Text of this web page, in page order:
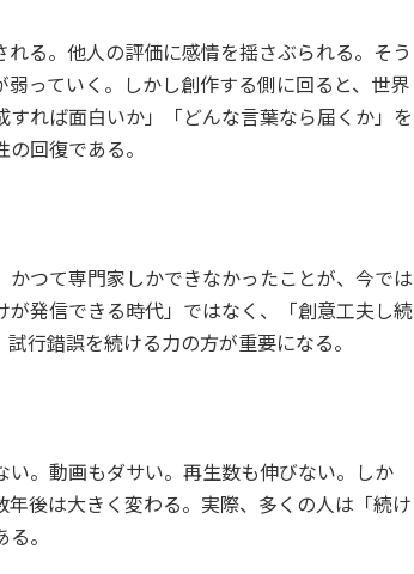
る。他人の評価に感情を揺さぶられる。そう
っていく。しかし創作する側に回ると、世界
れば面白いか」「どんな言葉なら届くか」を
回復である。
つて専門家しかできなかったことが、今では
発信できる時代」ではなく、「創意工夫し続
行錯誤を続ける力の方が重要になる。
。動画もダサい。再生数も伸びない。しか
後は大きく変わる。実際、多くの人は「続け
。